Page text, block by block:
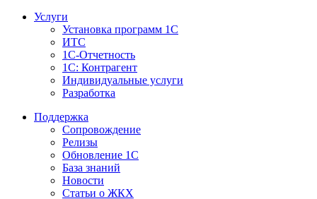
Услуги
Установка программ 1С
ИТС
1С-Отчетность
1С: Контрагент
Индивидуальные услуги
Разработка
Поддержка
Сопровождение
Релизы
Обновление 1С
База знаний
Новости
Статьи о ЖКХ